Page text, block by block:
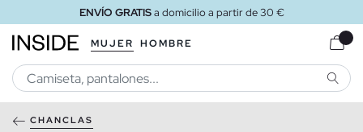
ENVÍO GRATISa domicilio a partir de 30 €
MUJER HOMBRE
CHANCLAS